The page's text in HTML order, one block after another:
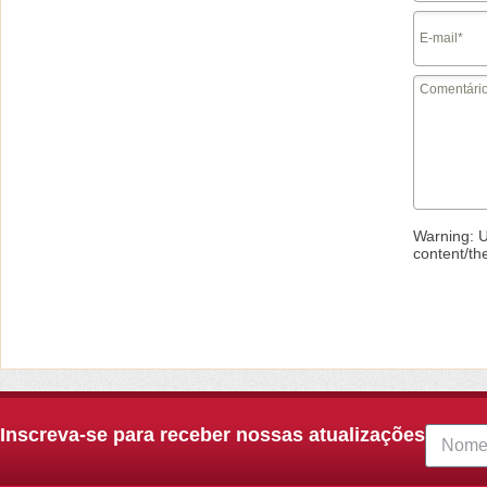
Warning:
content/
Inscreva-se para receber nossas atualizações